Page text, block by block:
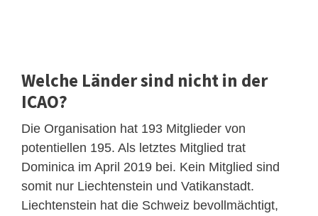
Welche Länder sind nicht in der
ICAO?
Die Organisation hat 193 Mitglieder von
potentiellen 195. Als letztes Mitglied trat
Dominica im April 2019 bei. Kein Mitglied sind
somit nur Liechtenstein und Vatikanstadt.
Liechtenstein hat die Schweiz bevollmächtigt,